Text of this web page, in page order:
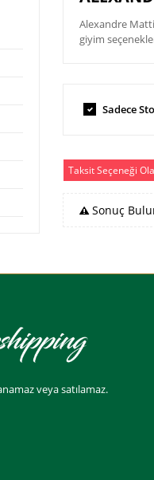
Alexandre
giyim
Sadece
Taksit Seçeneği
Sonuç
veya satılamaz.